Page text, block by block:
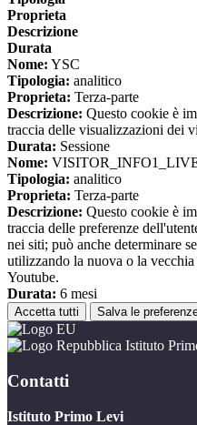
Proprieta
Descrizione
Durata
Nome: YSC
Tipologia: analitico
Proprieta: Terza-parte
Descrizione: Questo cookie è
traccia delle visualizzazioni dei
Durata: Sessione
Nome:
Tipologia: analitico
Proprieta: Terza-parte
Descrizione: Questo cookie è
traccia delle preferenze
nei siti; può anche determinare
utilizzando la nuova o la
Youtube.
Durata: 6 mesi
Accetta tutti Salva le
Istituto
Contatti
Istituto Primo Levi